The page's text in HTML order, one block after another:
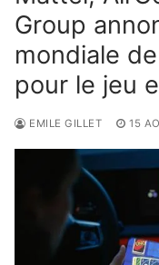
Group
mondiale
pour le jeu
EMILE GILLET 15